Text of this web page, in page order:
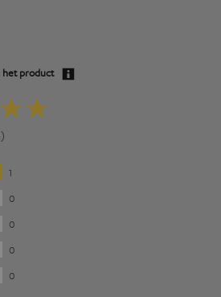
het product
1
0
0
0
0